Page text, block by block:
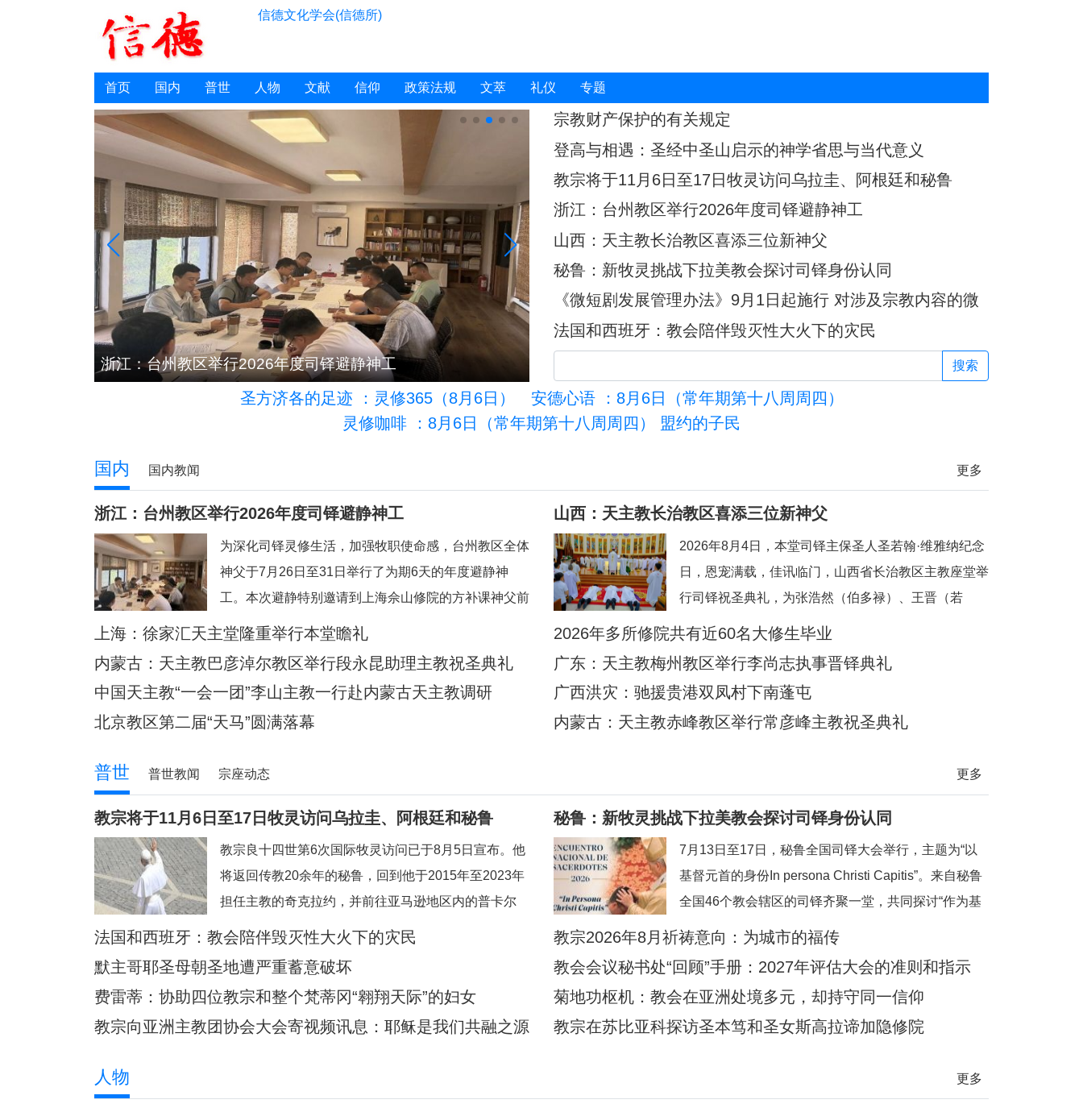
信德文化学会(信德所)
首页 国内 普世 人物 文献 信仰 政策法规 文萃 礼仪 专题
山西：天主教长治教区喜添三位新神父 登高与相遇：
宗教财产保护的有关规定
登高与相遇：圣经中圣山启示的神学省思与当代意义
教宗将于11月6日至17日牧灵访问乌拉圭、阿根廷和秘鲁
浙江：台州教区举行2026年度司铎避静神工
山西：天主教长治教区喜添三位新神父
秘鲁：新牧灵挑战下拉美教会探讨司铎身份认同
《微短剧发展管理办法》9月1日起施行 对涉及宗教内容的微
短剧作出规定
法国和西班牙：教会陪伴毁灭性大火下的灾民
搜索
圣方济各的足迹 ：灵修365（8月6日） 安德心语：8月6日（常年期第十八周周四）
灵修咖啡 ：8月6日（常年期第十八周周四） 盟约的子民
更多
国内 国内教闻
浙江：台州教区举行2026年度司铎避静神工
为深化司铎灵修生活，加强牧职使命感，台州教区全体
神父于7月26日至31日举行了为期6天的年度避静神
工。本次避静特别邀请到上海佘山修院的方补课神父前
来带领，主题为“更深刻地认识真实的耶稣基督”。在当
一个宝贵的静默与省思时机，帮助大家暂时脱离日常事
务，回归内在深
山西：天主教长治教区喜添三位新神父
2026年8月4日，本堂司铎主保圣人圣若翰·维雅纳纪念
日，恩宠满载，佳讯临门，山西省长治教区主教座堂举
行司铎祝圣典礼，为张浩然（伯多禄）、王晋（若
望）、刘晓恒（伯多禄）三位执事授予司铎圣秩。祝圣
忠神父、主教府本堂韩霄神父襄礼。来自长治教区及各
地80余位神父共祭
上海：徐家汇天主堂隆重举行本堂瞻礼
2026年多所修院共有近60名大修生毕业
内蒙古：天主教巴彦淖尔教区举行段永昆助理主教祝圣典礼
广东：天主教梅州教区举行李尚志执事晋铎典礼
中国天主教“一会一团”李山主教一行赴内蒙古天主教调研
广西洪灾：驰援贵港双凤村下南蓬屯
北京教区第二届“天马”圆满落幕
内蒙古：天主教赤峰教区举行常彦峰主教祝圣典礼
更多
普世 普世教闻 宗座动态
教宗将于11月6日至17日牧灵访问乌拉圭、阿根廷和秘鲁
教宗良十四世第6次国际牧灵访问已于8月5日宣布。他
将返回传教20余年的秘鲁，回到他于2015年至2023年
担任主教的奇克拉约，并前往亚马逊地区内的普卡尔
帕。此外，他也要去教宗方济各的出生地阿根廷，以及
同胞的普雷沃斯特教宗，即将回到他度过多年传教岁月
的安第斯大地，在那里
秘鲁：新牧灵挑战下拉美教会探讨司铎身份认同
7月13日至17日，秘鲁全国司铎大会举行，主题为“以
基督元首的身份In persona Christi Capitis”。来自秘鲁
全国46个教会辖区的司铎齐聚一堂，共同探讨“作为基
督净配、元首和善牧之圣事性临在的司铎：其身份、灵
一步深化圣秩圣职的身份认同。在当前拉丁美洲许多地
方教会
法国和西班牙：教会陪伴毁灭性大火下的灾民
教宗2026年8月祈祷意向：为城市的福传
默主哥耶圣母朝圣地遭严重蓄意破坏
教会会议秘书处“回顾”手册：2027年评估大会的准则和指示
费雷蒂：协助四位教宗和整个梵蒂冈“翱翔天际”的妇女
菊地功枢机：教会在亚洲处境多元，却持守同一信仰
教宗向亚洲主教团协会大会寄视频讯息：耶稣是我们共融之源
教宗在苏比亚科探访圣本笃和圣女斯高拉谛加隐修院
更多
人物